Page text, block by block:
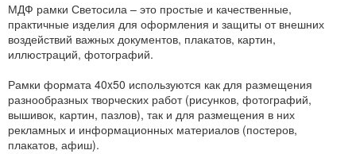
МДФ рамки Светосила – это простые и качественные,
практичные изделия для оформления и защиты от внешних
воздействий важных документов, плакатов, картин,
иллюстраций, фотографий.
Рамки формата 40x50 используются как для размещения
разнообразных творческих работ (рисунков, фотографий,
вышивок, картин, пазлов), так и для размещения в них
рекламных и информационных материалов (постеров,
плакатов, афиш).